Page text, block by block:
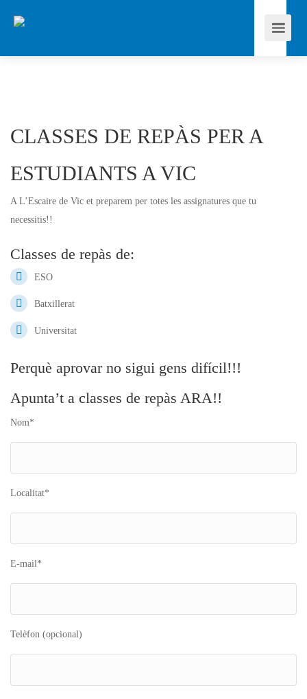
CLASSES DE REPÀS PER A
ESTUDIANTS A VIC
A L’Escaire de Vic et preparem per totes les assignatures que tu
necessitis!!
Classes de repàs de:
ESO
Batxillerat
Universitat
Perquè aprovar no sigui gens difícil!!!
Apunta’t a classes de repàs ARA!!
Nom*
Localitat*
E-mail*
Telèfon (opcional)